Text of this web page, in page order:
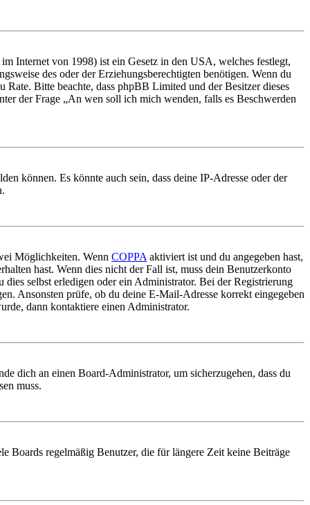
Internet von 1998) ist ein Gesetz in den USA, welches festlegt,
des oder der Erziehungsberechtigten benötigen. Wenn du
Bitte beachte, dass phpBB Limited und der Besitzer dieses
der Frage „An wen soll ich mich wenden, falls es Beschwerden
können. Es könnte auch sein, dass deine IP-Adresse oder der
Möglichkeiten. Wenn COPPA aktiviert ist und du angegeben hast,
hast. Wenn dies nicht der Fall ist, muss dein Benutzerkonto
selbst erledigen oder ein Administrator. Bei der Registrierung
Ansonsten prüfe, ob du deine E-Mail-Adresse korrekt eingegeben
dann kontaktiere einen Administrator.
dich an einen Board-Administrator, um sicherzugehen, dass du
muss.
Boards regelmäßig Benutzer, die für längere Zeit keine Beiträge